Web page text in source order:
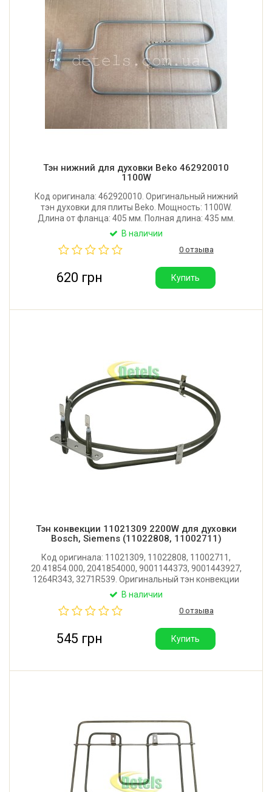
Тэн нижний для духовки Beko 462920010
1100W
Код оригинала: 462920010. Оригинальный нижний
тэн духовки для плиты Beko. Мощность: 1100W.
Длина от фланца: 405 мм. Полная длина: 435 мм.
Ширина: 197 мм. Поставляется в фирменной
В наличии
0 отзыва
620 грн Купить
Тэн конвекции 11021309 2200W для духовки
Bosch, Siemens (11022808, 11002711)
Код оригинала: 11021309, 11022808, 11002711,
20.41854.000, 2041854000, 9001144373, 9001443927,
1264R343, 3271R539. Оригинальный тэн конвекции
для духового шкафа Bosch, Siemens. Диаметр: 207
Производитель: Irca (Италия).
В наличии
0 отзыва
545 грн Купить